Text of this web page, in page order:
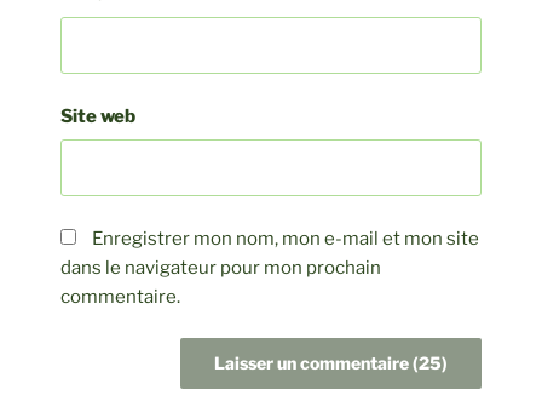
Site web
Enregistrer mon nom, mon e-mail et mon site
dans le navigateur pour mon prochain
commentaire.